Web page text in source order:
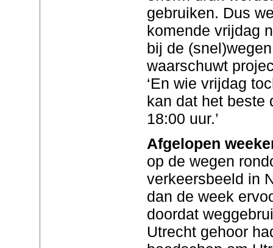
gebruiken. Dus
komende vrijdag
bij de
waarschuwt
‘En wie vrijdag
kan dat het beste
18:00 uur.’
Afgelopen
op de wegen
verkeersbeeld in
dan de week
doordat
Utrecht gehoor